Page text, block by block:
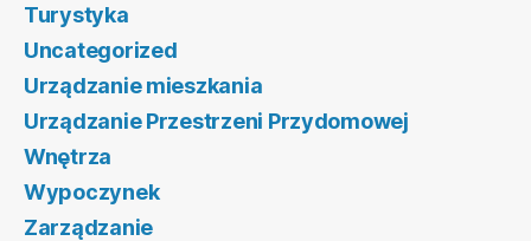
Turystyka
Uncategorized
Urządzanie mieszkania
Urządzanie Przestrzeni Przydomowej
Wnętrza
Wypoczynek
Zarządzanie